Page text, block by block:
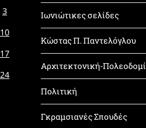
3
10
17
24
Ιωνιώτικες σελίδες
Κώστας Π. Παντελόγλου
Αρχιτεκτονική-
Πολιτική
Γκραμσιανές Σπουδές